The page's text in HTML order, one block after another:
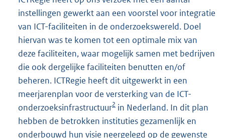
instellingen gewerkt aan een voorstel voor integratie
van ICT-faciliteiten in de onderzoekswereld. Doel
hiervan was te komen tot een optimale mix van
deze faciliteiten, waar mogelijk samen met bedrijven
die ook dergelijke faciliteiten benutten en/of
beheren. ICTRegie heeft dit uitgewerkt in een
meerjarenplan voor de versterking van de ICT-
onderzoeksinfrastructuur2 in Nederland. In dit plan
hebben de betrokken instituties gezamenlijk en
onderbouwd hun visie neergelegd op de gewenste